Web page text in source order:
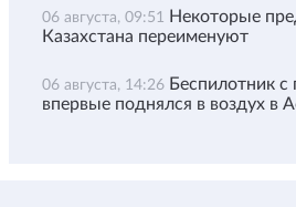
06 августа, 09:51 Некоторые
Казахстана переименуют
06 августа, 14:26 Беспилотник
впервые поднялся в воздух в